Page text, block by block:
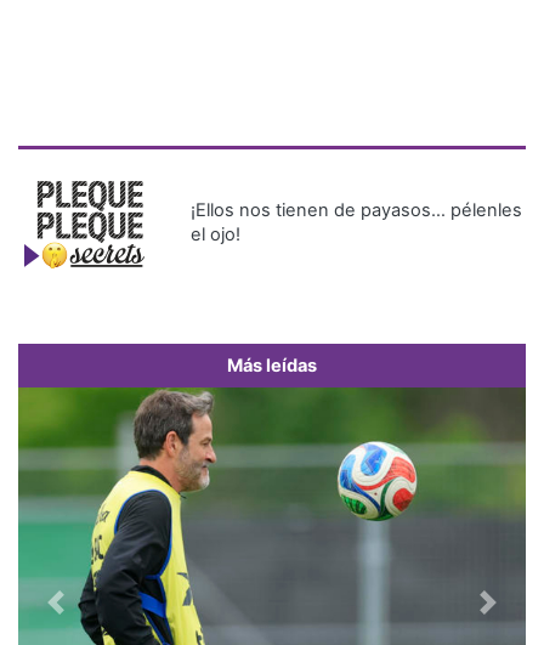
¡Ellos nos tienen de payasos… pélenles
el ojo!
Más leídas
Previous Next